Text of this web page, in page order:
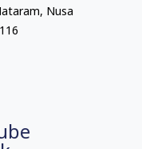
Nusa